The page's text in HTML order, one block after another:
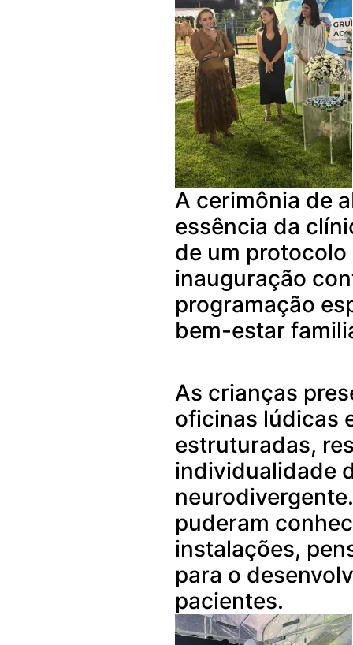
A cerimônia de
essência da
de um
inauguração
programação
bem-estar
As crianças
oficinas lúdicas
estruturadas,
individualidade
puderam
instalações,
para o
pacientes.